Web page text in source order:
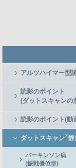
アルツハイマー型
読影のポイント
(ダットスキャンの
読影のポイント(動
ダットスキャン®静
パーキンソン病
(振戦優位型)